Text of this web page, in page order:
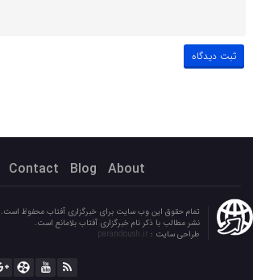
About
Blog
Contact
تمام حقوق این وب سایت برای خبرگزاری آفتاب محفوظ است.
نشر مطالب با ذکر نام خبرگزاری آفتاب بلامانع است.
طراحی سایت :